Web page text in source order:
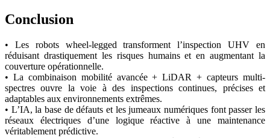
Conclusion
• Les robots wheel-legged transforment l’inspection UHV en
réduisant drastiquement les risques humains et en augmentant la
couverture opérationnelle.
• La combinaison mobilité avancée + LiDAR + capteurs multi-
spectres ouvre la voie à des inspections continues, précises et
adaptables aux environnements extrêmes.
• L’IA, la base de défauts et les jumeaux numériques font passer les
réseaux électriques d’une logique réactive à une maintenance
véritablement prédictive.